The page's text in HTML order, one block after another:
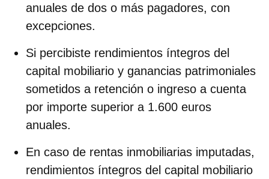
anuales de dos o más pagadores, con
excepciones.
Si percibiste rendimientos íntegros del
capital mobiliario y ganancias patrimoniales
sometidos a retención o ingreso a cuenta
por importe superior a 1.600 euros
anuales.
En caso de rentas inmobiliarias imputadas,
rendimientos íntegros del capital mobiliario